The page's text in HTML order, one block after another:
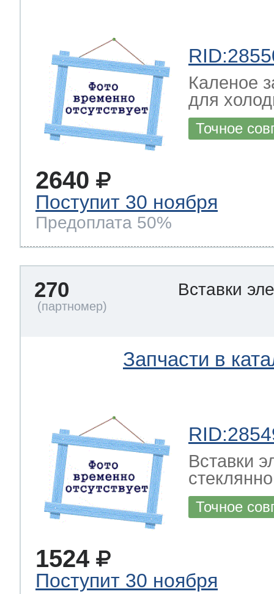
Каленое
для
Точное
2640
Поступит 30 ноября
Предоплата 50%
270 Вставки
Запчасти в
Вставки
Точное
1524
Поступит 30 ноября